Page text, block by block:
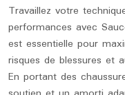
Travaillez votre
performances avec
est essentielle pour
risques de blessures et
En portant des